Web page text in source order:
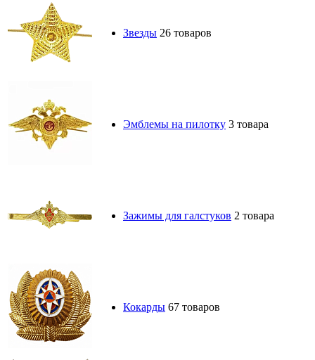
Звезды 26 товаров
Эмблемы на пилотку 3 товара
Зажимы для галстуков 2 товара
Кокарды 67 товаров